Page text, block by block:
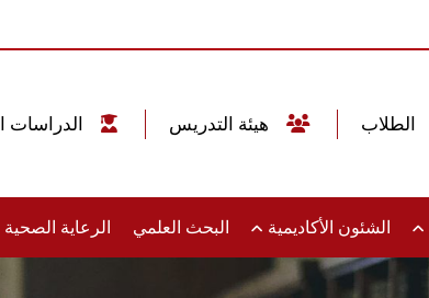
الشئون الأكاديمية البحث العلمي الرعاية الصحية